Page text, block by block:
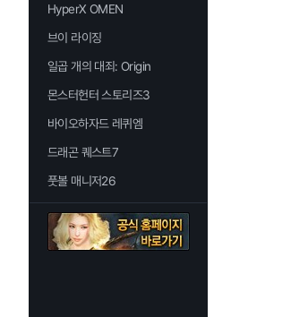
HyperX OMEN
브이 라이징
일곱 개의 대죄: Origin
몬스터헌터 스토리즈3
바이오하자드 레퀴엠
드래곤 퀘스트7
풋볼 매니저26